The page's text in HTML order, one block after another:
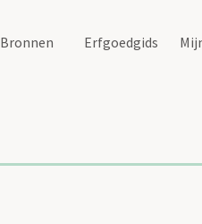
Bronnen Erfgoedgids